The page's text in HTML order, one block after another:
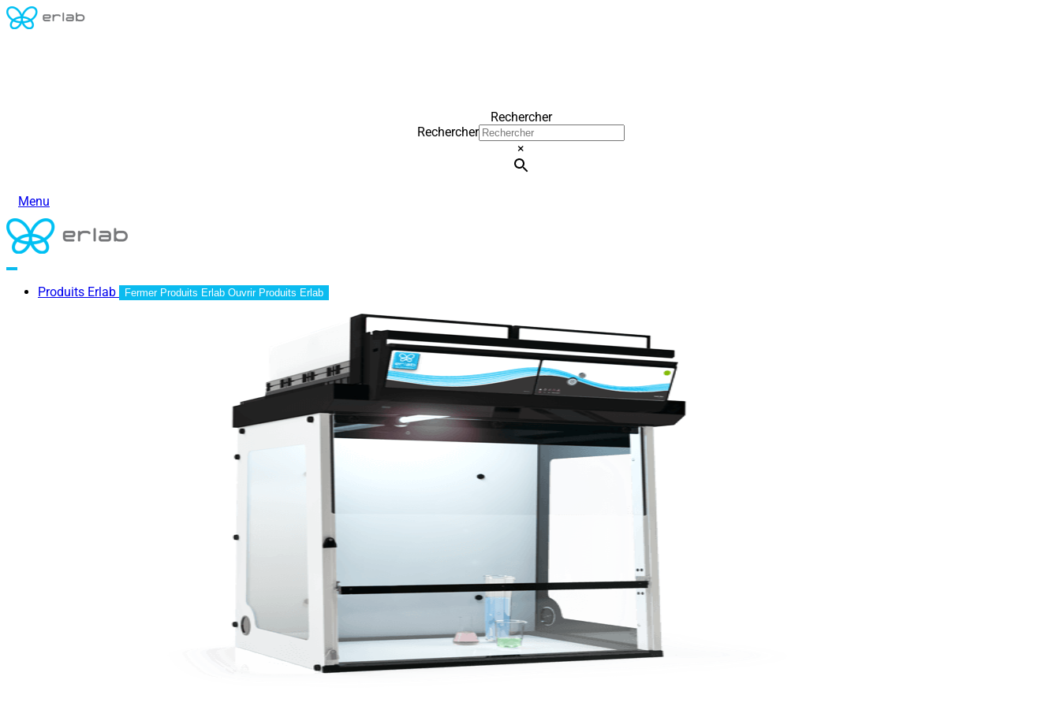
Rechercher
Rechercher
×
Menu
Produits Erlab Fermer Produits Erlab Ouvrir Produits Erlab